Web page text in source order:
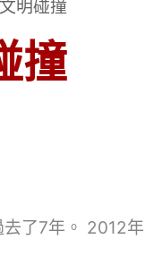
明碰撞
撞
了7年。 2012